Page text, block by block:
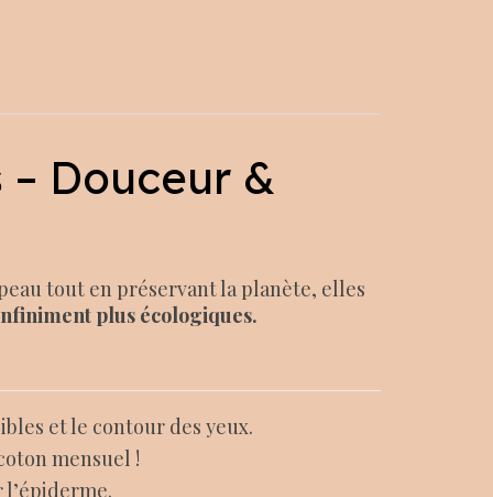
Douceur &
tout en préservant la planète, elles
plus écologiques.
et le contour des yeux.
mensuel !